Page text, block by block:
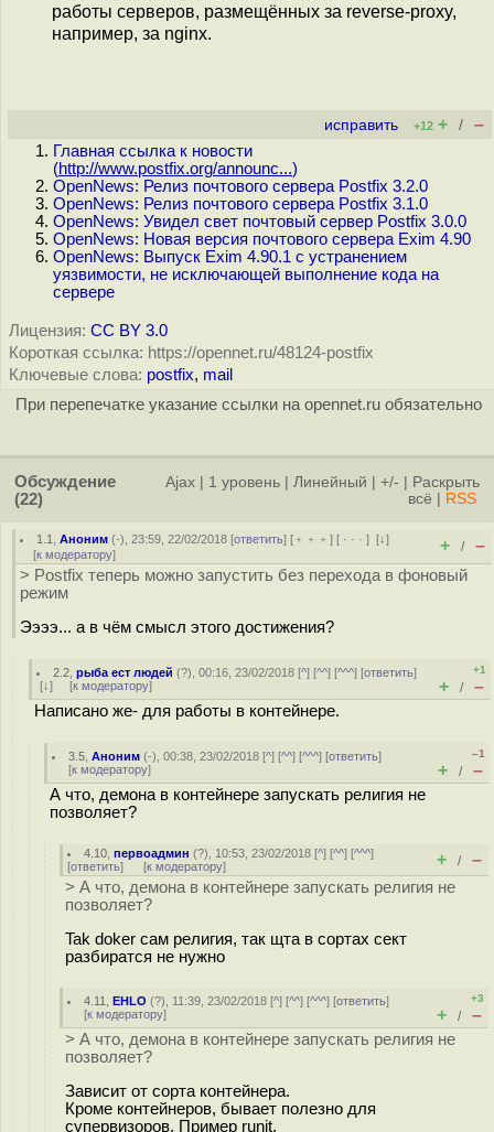
работы серверов, размещённых за reverse-proxy,
например, за nginx.
исправить +12 + / –
Главная ссылка к новости
(http://www.postfix.org/announc...)
OpenNews: Релиз почтового сервера Postfix 3.2.0
OpenNews: Релиз почтового сервера Postfix 3.1.0
OpenNews: Увидел свет почтовый сервер Postfix 3.0.0
OpenNews: Новая версия почтового сервера Exim 4.90
OpenNews: Выпуск Exim 4.90.1 с устранением
уязвимости, не исключающей выполнение кода на
сервере
Лицензия: CC BY 3.0
Короткая ссылка: https://opennet.ru/48124-postfix
Ключевые слова: postfix, mail
При перепечатке указание ссылки на opennet.ru обязательно
Обсуждение
(22)
Ajax 1 уровень Линейный +/-
Раскрыть
всё
RSS
1.1 ,Аноним (-), 23:59, 22/02/2018 [ответить] [ ﹢﹢﹢] [ · · ·][↓]
[к модератору] + / –
> Postfix теперь можно запустить без перехода в фоновый
режим
Ээээ... а в чём смысл этого достижения?
2.2 ,рыба ест людей (?), 00:16, 23/02/2018 [^] [^^] [^^^] [ответить]
[↓] [к модератору]
+1
+ / –
Написано же- для работы в контейнере.
3.5 ,Аноним (-), 00:38, 23/02/2018 [^] [^^] [^^^] [ответить]
[к модератору]
–1
+ / –
А что, демона в контейнере запускать религия не
позволяет?
4.10 ,первоадмин (?), 10:53, 23/02/2018 [^] [^^] [^^^]
[ответить] [к модератору] + / –
> А что, демона в контейнере запускать религия не
позволяет?
Tak doker сам религия, так щта в сортах сект
разбиратся не нужно
4.11 ,EHLO (?), 11:39, 23/02/2018 [^] [^^] [^^^] [ответить]
[к модератору]
+3
+ / –
> А что, демона в контейнере запускать религия не
позволяет?
Зависит от сорта контейнера.
Кроме контейнеров, бывает полезно для
супервизоров. Пример runit.